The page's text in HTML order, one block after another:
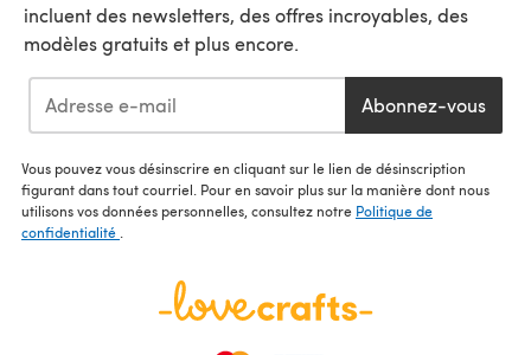
incluent des newsletters, des offres incroyables, des
modèles gratuits et plus encore.
Abonnez-vous
Vous pouvez vous désinscrire en cliquant sur le lien de désinscription
figurant dans tout courriel. Pour en savoir plus sur la manière dont nous
utilisons vos données personnelles, consultez notre Politique de
confidentialité